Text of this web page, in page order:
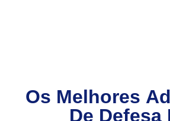
Os Melhores
De Defesa